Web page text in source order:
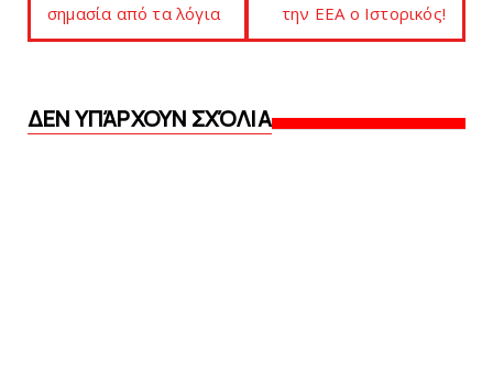
σημασία από τα λόγια
την ΕΕΑ ο Iστορικός!
ΔΕΝ ΥΠΆΡΧΟΥΝ ΣΧΌΛΙΑ